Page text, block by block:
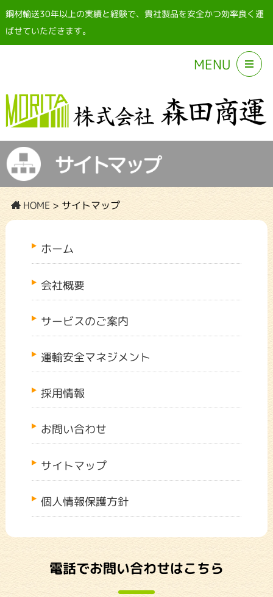
鋼材輸送30年以上の実績と経験で、貴社製品を安全かつ効率良く運
ばせていただきます。
MENU
HOME> サイトマップ
ホーム
会社概要
サービスのご案内
運輸安全マネジメント
採用情報
お問い合わせ
サイトマップ
個人情報保護方針
電話でお問い合わせはこちら